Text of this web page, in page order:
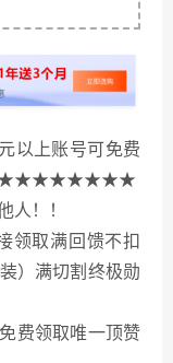
账号可免费
人！！
领取满回馈不扣
）满切割终极勋
费领取唯一顶赞